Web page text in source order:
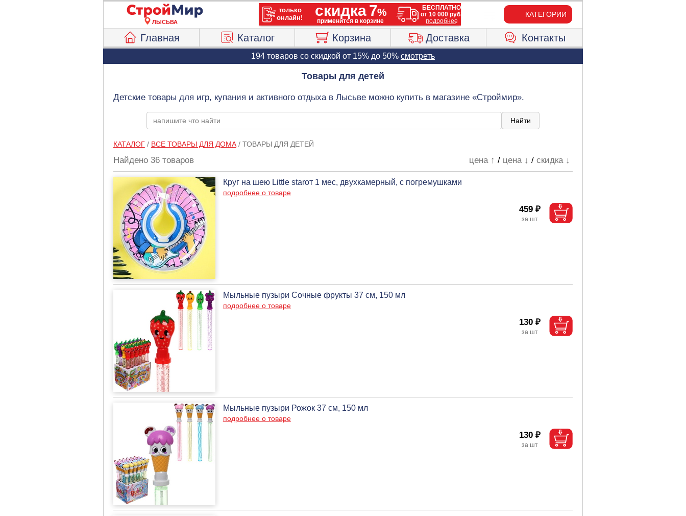
ЛЫСЬВА
КАТЕГОРИИ
Главная Каталог Корзина Доставка Контакты
194 товаров со скидкой от 15% до 50% смотреть
Товары для детей
Детские товары для игр, купания и активного отдыха в Лысьве можно купить в магазине «Строймир».
КАТАЛОГ/ ВСЕ ТОВАРЫ ДЛЯ ДОМА/ ТОВАРЫ ДЛЯ ДЕТЕЙ
Найдено 36 товаров цена ↑ / цена ↓ /скидка ↓
Круг на шею Little starот 1 мес, двухкамерный, с погремушками
подробнее о товаре
459 ₽
Мыльные пузыри Сочные фрукты 37 см, 150 мл
подробнее о товаре
130 ₽
Мыльные пузыри Рожок 37 см, 150 мл
подробнее о товаре
130 ₽